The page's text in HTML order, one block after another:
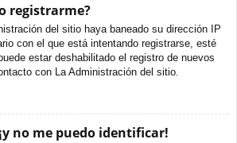
registrarme?
del sitio haya baneado su dirección IP
con el que está intentando registrarse, esté
estar deshabilitado el registro de nuevos
con La Administración del sitio.
no me puedo identificar!